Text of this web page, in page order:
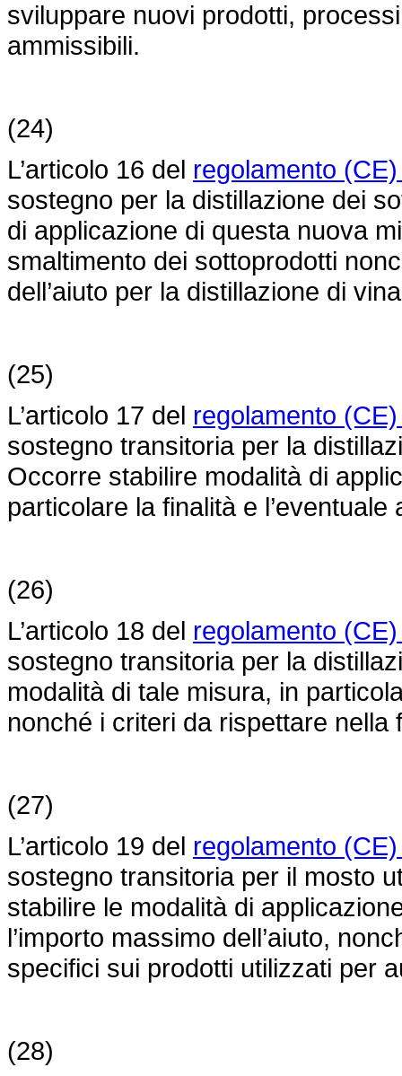
sviluppare nuovi prodotti,
ammissibili.
(24)
L’articolo 16 del regolamento
sostegno per la distillazione dei
di applicazione di questa nuova
smaltimento dei sottoprodotti
dell’aiuto per la distillazione di
(25)
L’articolo 17 del regolamento
sostegno transitoria per la
Occorre stabilire modalità di
particolare la finalità e l’eventuale
(26)
L’articolo 18 del regolamento
sostegno transitoria per la
modalità di tale misura, in
nonché i criteri da rispettare
(27)
L’articolo 19 del regolamento
sostegno transitoria per il mosto
stabilire le modalità di
l’importo massimo dell’aiuto,
specifici sui prodotti utilizzati per
(28)